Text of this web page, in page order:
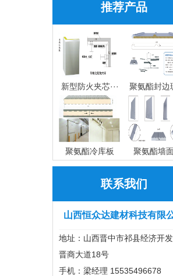
推荐产品
新型防火夹芯··· 聚氨酯封边
聚氨酯冷库板 聚氨酯墙
联系我们
山西恒众达建材科技有限
地址：山西晋中市祁县经济开
晋商大道18号
手机：梁经理 15535496678